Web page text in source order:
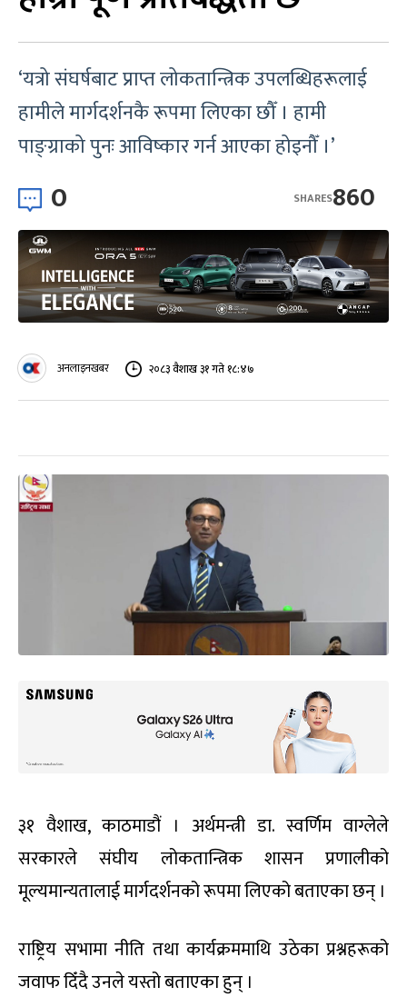
‘यत्रो संघर्षबाट प्राप्त लोकतान्त्रिक उपलब्धिहरूलाई
हामीले मार्गदर्शनकै रूपमा लिएका छौँ । हामी
पाङ्ग्राको पुनः आविष्कार गर्न आएका होइनौँ ।’
0 860
SHARES
अनलाइनखबर २०८३ वैशाख ३१ गते १८:४७
३१ वैशाख, काठमाडौं । अर्थमन्त्री डा. स्वर्णिम वाग्लेले
सरकारले संघीय लोकतान्त्रिक शासन प्रणालीको
मूल्यमान्यतालाई मार्गदर्शनको रूपमा लिएको बताएका छन् ।
राष्ट्रिय सभामा नीति तथा कार्यक्रममाथि उठेका प्रश्नहरूको
जवाफ दिँदै उनले यस्तो बताएका हुन् ।